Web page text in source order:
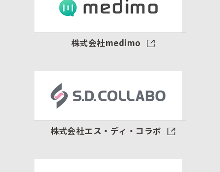
株式会社medimo
株式会社エス・ディ・コラボ